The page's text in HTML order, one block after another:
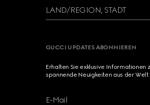
LAND/REGION, STADT
GUCCI UPDATES ABONNIEREN
Erhalten Sie exklusive
spannende Neuigkeiten aus der Welt
E-Mail